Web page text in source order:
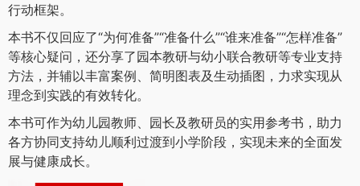
行动框架。
本书不仅回应了“为何准备”“准备什么”“谁来准备”“怎样准备”
等核心疑问，还分享了园本教研与幼小联合教研等专业支持
方法，并辅以丰富案例、简明图表及生动插图，力求实现从
理念到实践的有效转化。
本书可作为幼儿园教师、园长及教研员的实用参考书，助力
各方协同支持幼儿顺利过渡到小学阶段，实现未来的全面发
展与健康成长。